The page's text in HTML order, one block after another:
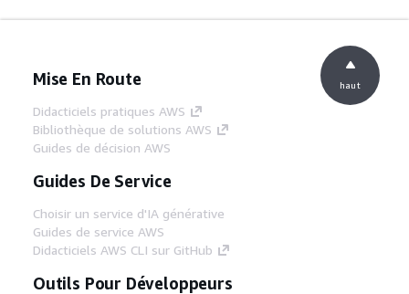
Mise En Route
Didacticiels pratiques AWS
Bibliothèque de solutions AWS
Guides de décision AWS
Guides De Service
Choisir un service d'IA générative
Guides de service AWS
Didacticiels AWS CLI sur GitHub
Outils Pour Développeurs
haut